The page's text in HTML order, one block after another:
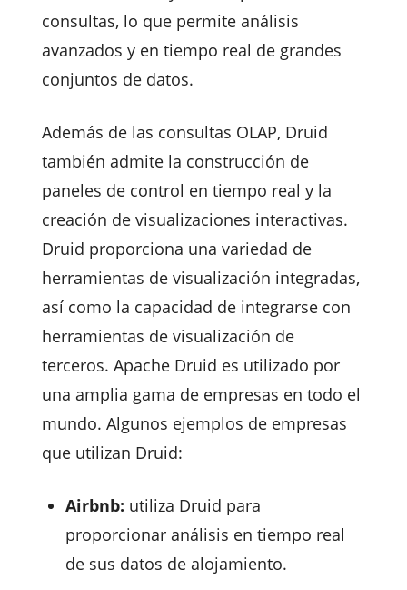
consultas, lo que permite análisis
avanzados y en tiempo real de grandes
conjuntos de datos.
Además de las consultas OLAP, Druid
también admite la construcción de
paneles de control en tiempo real y la
creación de visualizaciones interactivas.
Druid proporciona una variedad de
herramientas de visualización integradas,
así como la capacidad de integrarse con
herramientas de visualización de
terceros. Apache Druid es utilizado por
una amplia gama de empresas en todo el
mundo. Algunos ejemplos de empresas
que utilizan Druid:
Airbnb: utiliza Druid para
proporcionar análisis en tiempo real
de sus datos de alojamiento.